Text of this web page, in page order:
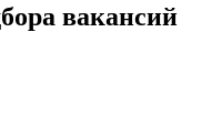
вакансий